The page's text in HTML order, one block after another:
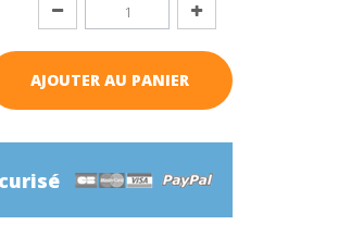
AJOUTER AU PANIER